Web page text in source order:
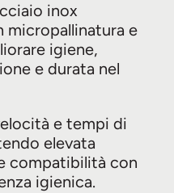
inox
e
igiene,
e durata nel
e tempi di
elevata
compatibilità con
igienica.